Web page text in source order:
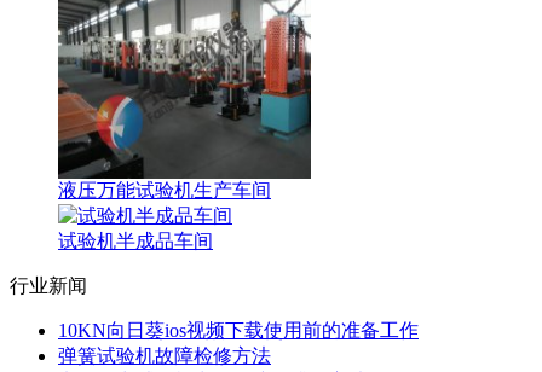
液压万能试验机生产车间
试验机半成品车间
行业新闻
10KN向日葵ios视频下载使用前的准备工作
弹簧试验机故障检修方法